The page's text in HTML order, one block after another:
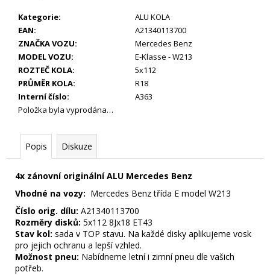
Kategorie:
ALU KOLA
EAN:
A21340113700
ZNAČKA VOZU:
Mercedes Benz
MODEL VOZU:
E-Klasse - W213
ROZTEČ KOLA:
5x112
PRŮMĚR KOLA:
R18
Interní číslo:
A363
Položka byla vyprodána…
Popis Diskuze
4x zánovní originální ALU Mercedes Benz
Vhodné na vozy: Mercedes Benz třída E model W213
Číslo orig. dílu: A21340113700
Rozměry disků: 5x112 8Jx18 ET43
Stav kol: sada v TOP stavu. Na každé disky aplikujeme vosk
pro jejich ochranu a lepší vzhled.
Možnost pneu: Nabídneme letní i zimní pneu dle vašich
potřeb.
KS
29
990
Kč